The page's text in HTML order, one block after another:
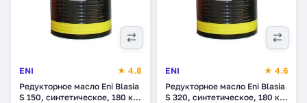
ENI
★ 4.8
Редукторное масло Eni Blasia
S 150, синтетическое, 180 кг
ENI
★ 4.6
Редукторное масло Eni Blasia
S 320, синтетическое, 180 кг